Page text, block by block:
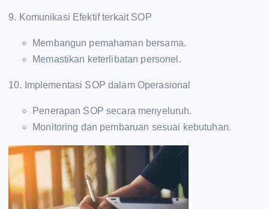
9. Komunikasi Efektif terkait SOP
Membangun pemahaman bersama.
Memastikan keterlibatan personel.
10. Implementasi SOP dalam Operasional
Penerapan SOP secara menyeluruh.
Monitoring dan pembaruan sesuai kebutuhan.